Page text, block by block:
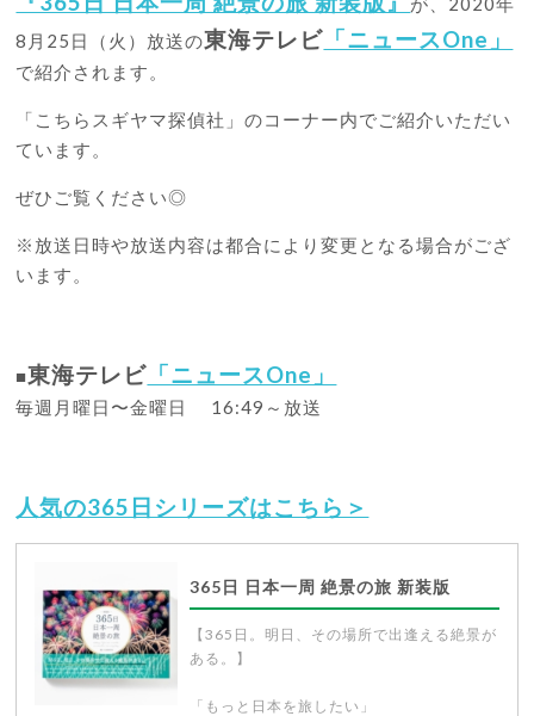
8月25日（火）放送の東海テレビ 「ニュースOne」
で紹介されます。
「こちらスギヤマ探偵社」のコーナー内でご紹介いただい
ています。
ぜひご覧ください◎
※放送日時や放送内容は都合により変更となる場合がござ
います。
■東海テレビ 「ニュースOne」
毎週月曜日〜金曜日 16:49～放送
人気の365日シリーズはこちら＞
365日 日本一周 絶景の旅 新装版
【365日。明日、その場所で出逢える絶景が
ある。】
「もっと日本を旅したい」